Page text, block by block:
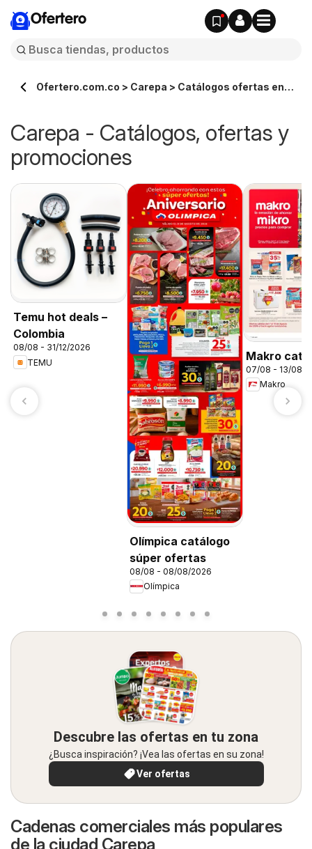
Ofertero
Ofertero.com.co > Carepa > Catálogos ofertas en
Carepa - Catálogos, ofertas y
promociones
Temu hot deals –
Colombia
08/08 - 31/12/2026
TEMU
Olímpica catálogo
súper ofertas
08/08 - 08/08/2026
Olímpica
Makro
07/08 - 13/08/
Makro
Descubre las ofertas en tu zona
¿Busca inspiración? ¡Vea las ofertas en su zona!
Ver ofertas
Cadenas comerciales más populares
de la ciudad Carepa